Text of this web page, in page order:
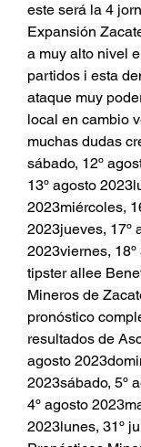
este será la 4
Expansión
a muy alto nivel
partidos i esta
ataque muy
local en cambio
muchas dudas
sábado, 12º
13º agosto
2023miércoles,
2023jueves, 17º
2023viernes,
tipster allee
Mineros de
pronóstico
resultados de
agosto
2023sábado, 5º
4º agosto
2023lunes, 31º